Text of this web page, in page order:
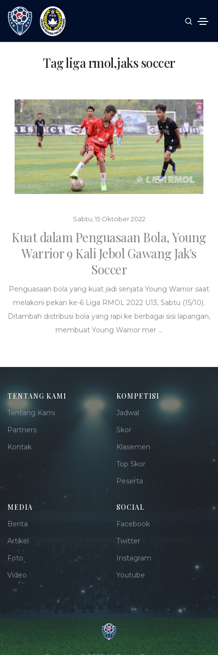
Tag liga rmol,jaks soccer
Sabtu, 15 Oktober 2022
Kuat dalam Penguasaan Bola, Young
Warrior 9 Kali Jebol Gawang Jak's
Soccer
Penguasaan bola yang kuat jadi senjata Young Warrior saat
melakoni pekan ke-6 Liga RMOL 2022 U13, Sabtu (15/10).
Ditambah distribusi bola yang rapi ke berbagai sisi lapangan,
membuat Young Warrior mer ...
TENTANG KAMI
Tentang Kami
Partners
Kontak
KOMPETISI
Jadwal
Skor
Klasemen
Top Skor
Peserta
MEDIA
Berita
Artikel
Foto
Video
SOCIAL
Facebook
Twitter
Instagram
Youtube